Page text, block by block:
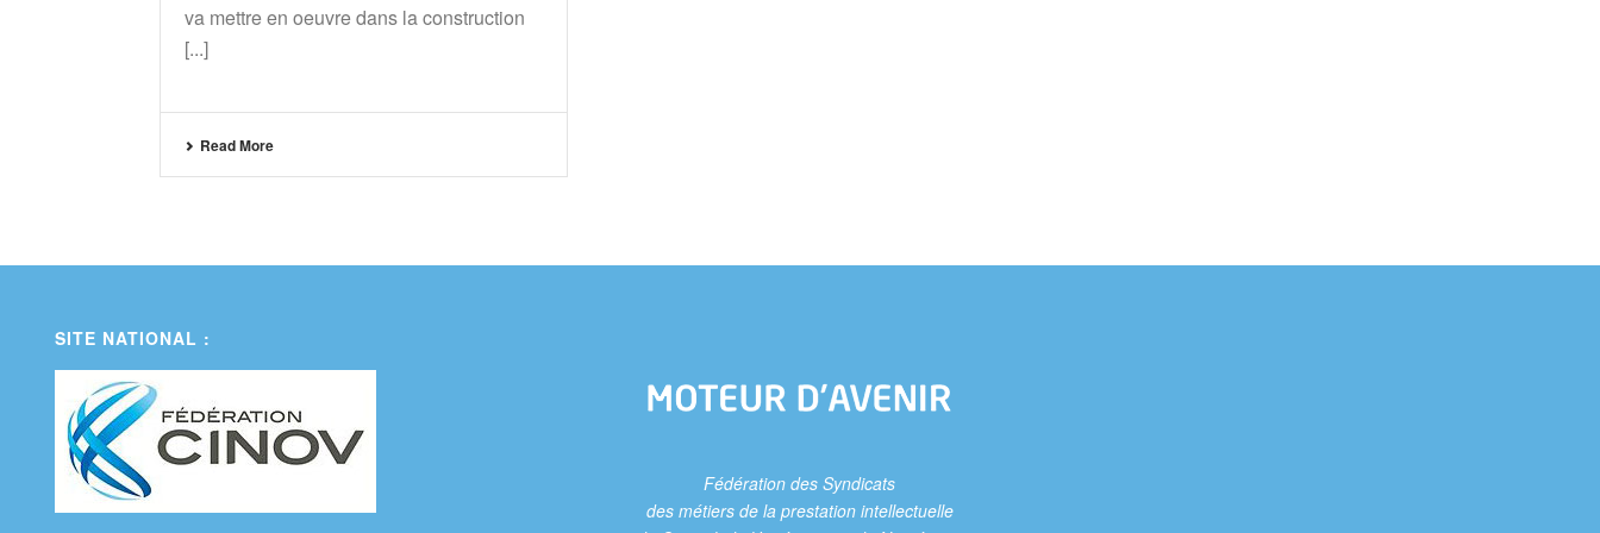
va mettre en oeuvre dans la construction
[...]
Read More
SITE NATIONAL :
Fédération des Syndicats
des métiers de la prestation intellectuelle